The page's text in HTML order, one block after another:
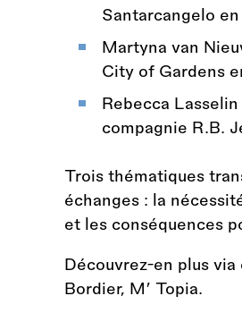
Santarcangelo
Martyna van
City of Gardens
Rebecca
compagnie R.B.
Trois thématiques
échanges : la
et les conséquences
Découvrez-en plus
Bordier, M’ Topia.